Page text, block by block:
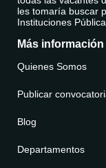
les tomaría buscar
Instituciones
Más información
Quienes Somos
Publicar
Blog
Departamentos